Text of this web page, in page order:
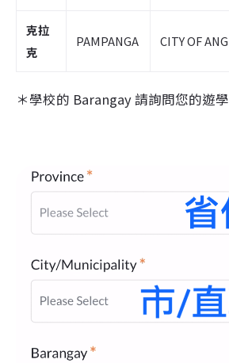
克拉
克
PAMPANGA CITY OF
＊學校的 Barangay 請詢問您的遊